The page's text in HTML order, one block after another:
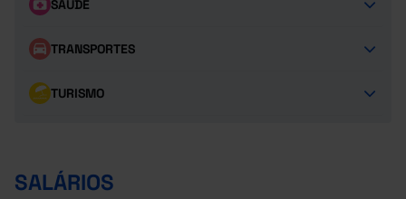
SAÚDE
TRANSPORTES
TURISMO
SALÁRIOS